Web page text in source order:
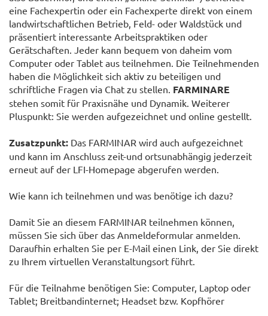
eine Fachexpertin oder ein Fachexperte direkt von einem
landwirtschaftlichen Betrieb, Feld- oder Waldstück und
präsentiert interessante Arbeitspraktiken oder
Gerätschaften. Jeder kann bequem von daheim vom
Computer oder Tablet aus teilnehmen. Die Teilnehmenden
haben die Möglichkeit sich aktiv zu beteiligen und
schriftliche Fragen via Chat zu stellen. FARMINARE
stehen somit für Praxisnähe und Dynamik. Weiterer
Pluspunkt: Sie werden aufgezeichnet und online gestellt.
Zusatzpunkt: Das FARMINAR wird auch aufgezeichnet
und kann im Anschluss zeit-und ortsunabhängig jederzeit
erneut auf der LFI-Homepage abgerufen werden.
Wie kann ich teilnehmen und was benötige ich dazu?
Damit Sie an diesem FARMINAR teilnehmen können,
müssen Sie sich über das Anmeldeformular anmelden.
Daraufhin erhalten Sie per E-Mail einen Link, der Sie direkt
zu Ihrem virtuellen Veranstaltungsort führt.
Für die Teilnahme benötigen Sie: Computer, Laptop oder
Tablet; Breitbandinternet; Headset bzw. Kopfhörer